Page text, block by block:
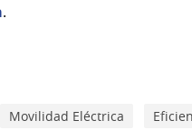
.
Movilidad Eléctrica